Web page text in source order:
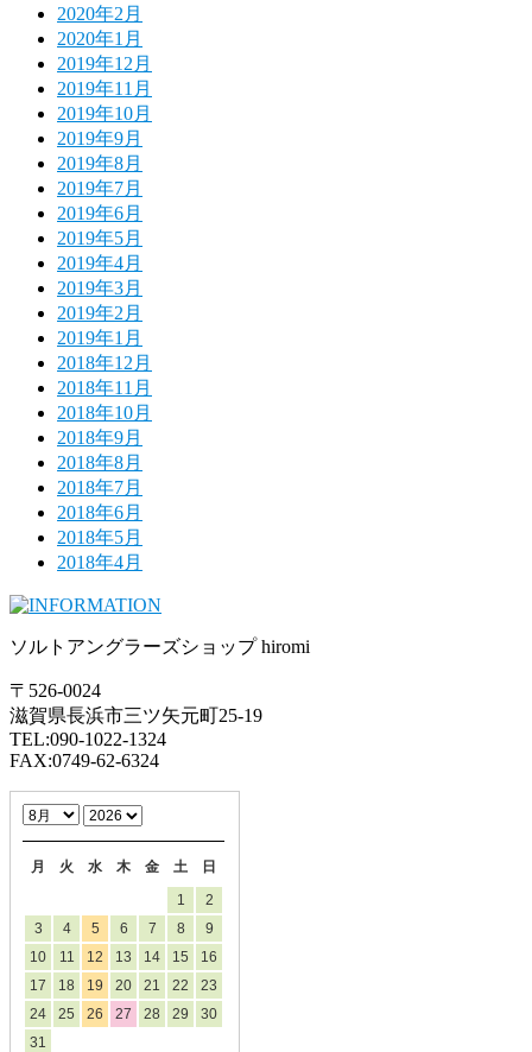
2020年2月
2020年1月
2019年12月
2019年11月
2019年10月
2019年9月
2019年8月
2019年7月
2019年6月
2019年5月
2019年4月
2019年3月
2019年2月
2019年1月
2018年12月
2018年11月
2018年10月
2018年9月
2018年8月
2018年7月
2018年6月
2018年5月
2018年4月
ソルトアングラーズショップ hiromi
〒526-0024
滋賀県長浜市三ツ矢元町25-19
TEL:090-1022-1324
FAX:0749-62-6324
月 火 水 木 金 土
日
1
2
3
4 5 6 7 8
9
10
11 12 13 14 15
16
17
18 19 20 21 22
23
24
25 26 27 28 29
30
31